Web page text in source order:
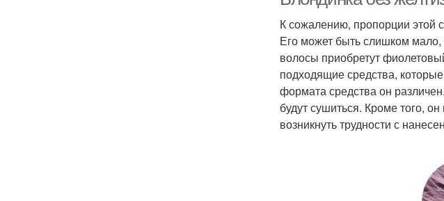
К сожалению, пропорции этой
Его может быть слишком мало,
волосы приобретут
подходящие средства,
формата средства он
будут сушиться. Кроме того,
возникнуть трудности с